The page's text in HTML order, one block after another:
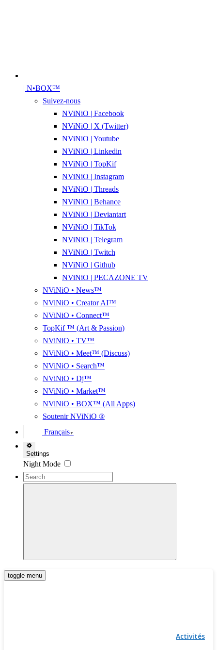
| N•BOX™
Suivez-nous
NViNiO | Facebook
NViNiO | X (Twitter)
NViNiO | Youtube
NViNiO | Linkedin
NViNiO | TopKif
NViNiO | Instagram
NViNiO | Threads
NViNiO | Behance
NViNiO | Deviantart
NViNiO | TikTok
NViNiO | Telegram
NViNiO | Twitch
NViNiO | Github
NViNiO | PECAZONE TV
NViNiO • News™
NViNiO • Creator AI™
NViNiO • Connect™
TopKif ™ (Art & Passion)
NViNiO • TV™
NViNiO • Meet™ (Discuss)
NViNiO • Search™
NViNiO • Dj™
NViNiO • Market™
NViNiO • BOX™ (All Apps)
Soutenir NViNiO ®
Français ▼
Settings
Night Mode
toggle menu
Activités